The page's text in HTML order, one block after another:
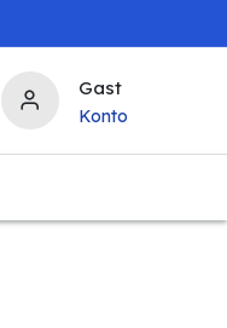
Gast
Konto